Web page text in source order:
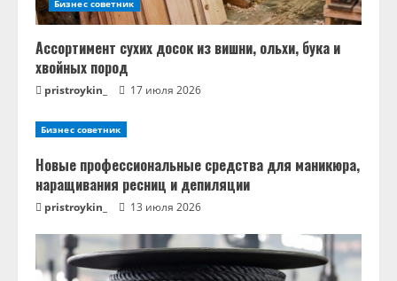
е
н
и
е
Бизнес советник
Ассортимент сухих досок из вишни, ольхи, бука и
хвойных пород
pristroykin_ 17 июля 2026
Бизнес советник
Новые профессиональные средства для маникюра,
наращивания ресниц и депиляции
pristroykin_ 13 июля 2026